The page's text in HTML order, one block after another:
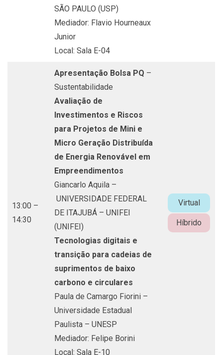
SÃO PAULO (USP)
Mediador: Flavio Hourneaux
Junior
Local: Sala E-04
13:00 –
14:30
Apresentação Bolsa PQ –
Sustentabilidade
Avaliação de
Investimentos e Riscos
para Projetos de Mini e
Micro Geração Distribuída
de Energia Renovável em
Empreendimentos
Giancarlo Aquila –
UNIVERSIDADE FEDERAL
DE ITAJUBÁ – UNIFEI
(UNIFEI)
Tecnologias digitais e
transição para cadeias de
suprimentos de baixo
carbono e circulares
Paula de Camargo Fiorini –
Universidade Estadual
Paulista – UNESP
Mediador: Felipe Borini
Local: Sala E-10
Virtual
Híbrido